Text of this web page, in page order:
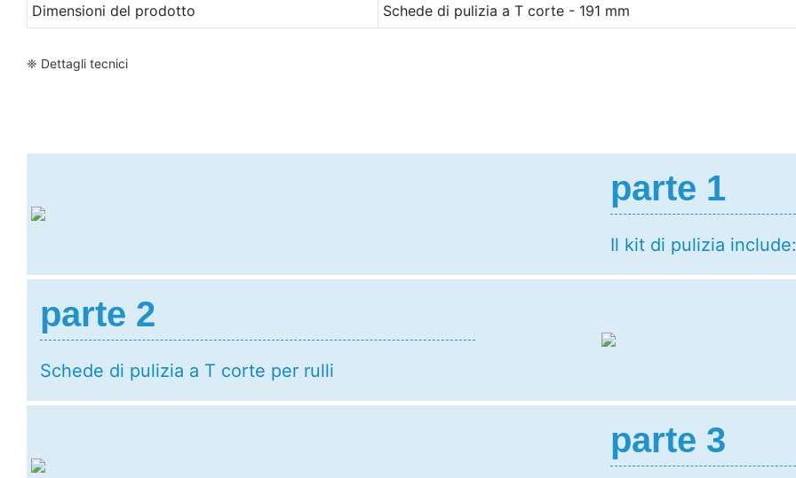
Dimensioni del prodotto
Schede di pulizia a T corte - 191 mm
❈ Dettagli tecnici
parte 1
Il kit di pulizia
parte 2
Schede di pulizia a T corte per rulli
parte 3